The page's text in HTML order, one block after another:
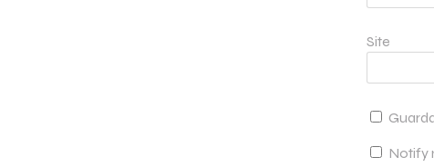
Site
Notify